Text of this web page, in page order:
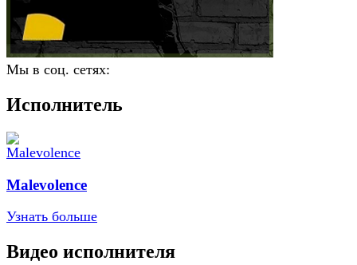
Мы в соц. сетях:
Исполнитель
Malevolence
Узнать больше
Видео исполнителя